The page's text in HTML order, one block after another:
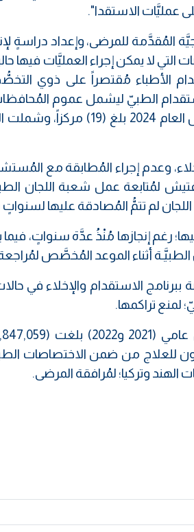
عمليَّات الاستقدا".
المُقدَّمة للمرضى، وإعداد
التي لا يمكن إجراء العمليَّات فيها
الأطباء مُقتصراً على ذوي
الطبيّ ليشمل عموم
أنَّ عدد مراكز الاستقدام في المُستشفيات العراقيَّة
وعدم إجراء المُطابقة مع
التفتيش لمُتابعة عمل شعبة اللجان
لم تتمُّ المُصادقة عليها
تتم المُصادقة عليها؛ رغم إنجازها مُنْذُ عدَّة سنواتٍ،
ببرنامج الاستقدام والإخلاء في
لمنع تراكمها.
للعلاج من ضمن الاختصاصات
وتركيا؛ لمُرافقة المرضى.